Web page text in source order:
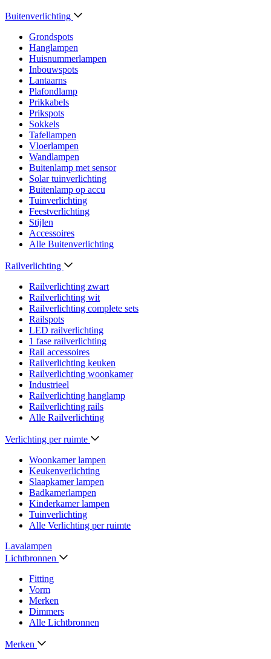
Buitenverlichting
Grondspots
Hanglampen
Huisnummerlampen
Inbouwspots
Lantaarns
Plafondlamp
Prikkabels
Prikspots
Sokkels
Tafellampen
Vloerlampen
Wandlampen
Buitenlamp met sensor
Solar tuinverlichting
Buitenlamp op accu
Tuinverlichting
Feestverlichting
Stijlen
Accessoires
Alle Buitenverlichting
Railverlichting
Railverlichting zwart
Railverlichting wit
Railverlichting complete sets
Railspots
LED railverlichting
1 fase railverlichting
Rail accessoires
Railverlichting keuken
Railverlichting woonkamer
Industrieel
Railverlichting hanglamp
Railverlichting rails
Alle Railverlichting
Verlichting per ruimte
Woonkamer lampen
Keukenverlichting
Slaapkamer lampen
Badkamerlampen
Kinderkamer lampen
Tuinverlichting
Alle Verlichting per ruimte
Lavalampen
Lichtbronnen
Fitting
Vorm
Merken
Dimmers
Alle Lichtbronnen
Merken